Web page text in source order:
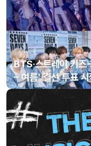
BTS·스트레이 키
– 여름' 결선 투표 시